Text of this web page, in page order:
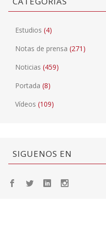
Estudios (4)
Notas de prensa (271)
Noticias (459)
Portada (8)
Vídeos (109)
SIGUENOS EN